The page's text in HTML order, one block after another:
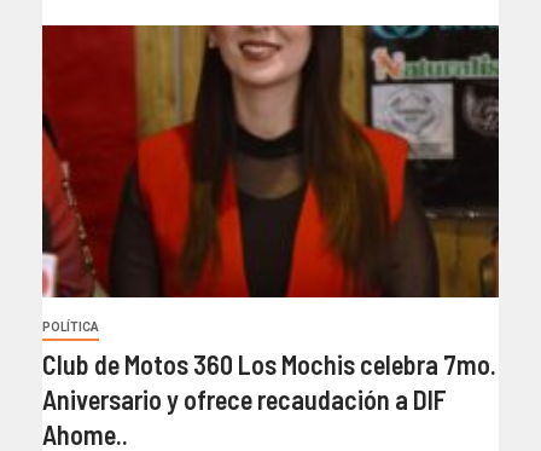
POLÍTICA
Club de Motos 360 Los Mochis celebra 7mo.
Aniversario y ofrece recaudación a DIF
Ahome..